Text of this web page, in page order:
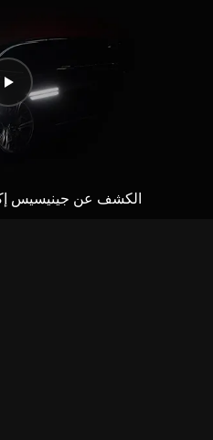
الكشف عن جينيسيس